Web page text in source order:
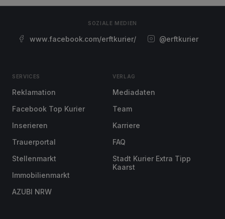
SOZIALE MEDIEN
www.facebook.com/erftkurier/ @erftkurier
SERVICES
Reklamation
Facebook Top Kurier
Inserieren
Trauerportal
Stellenmarkt
Immobilienmarkt
AZUBI NRW
VERLAG
Mediadaten
Team
Karriere
FAQ
Stadt Kurier Extra Tipp
Kaarst